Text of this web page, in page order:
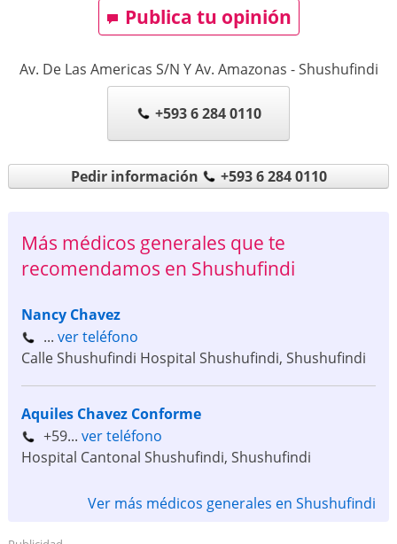
Publica tu opinión
Av. De Las Americas S/N Y Av. Amazonas -Shushufindi
+593 6 284 0110
Pedir información +593 6 284 0110
Más médicos generales que te
recomendamos en Shushufindi
Nancy Chavez
... ver teléfono
Calle Shushufindi Hospital Shushufindi, Shushufindi
Aquiles Chavez Conforme
+59... ver teléfono
Hospital Cantonal Shushufindi, Shushufindi
Ver más médicos generales en Shushufindi